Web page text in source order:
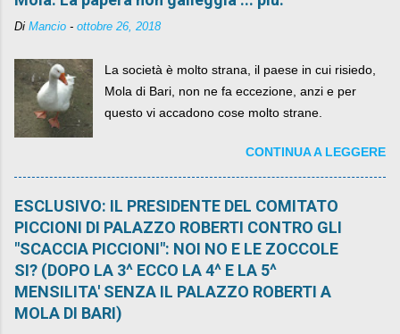
Di Mancio - ottobre 26, 2018
La società è molto strana, il paese in cui risiedo,
Mola di Bari, non ne fa eccezione, anzi e per
questo vi accadono cose molto strane.
CONTINUA A LEGGERE
ESCLUSIVO: IL PRESIDENTE DEL COMITATO
PICCIONI DI PALAZZO ROBERTI CONTRO GLI
"SCACCIA PICCIONI": NOI NO E LE ZOCCOLE
SI? (DOPO LA 3^ ECCO LA 4^ E LA 5^
MENSILITA' SENZA IL PALAZZO ROBERTI A
MOLA DI BARI)